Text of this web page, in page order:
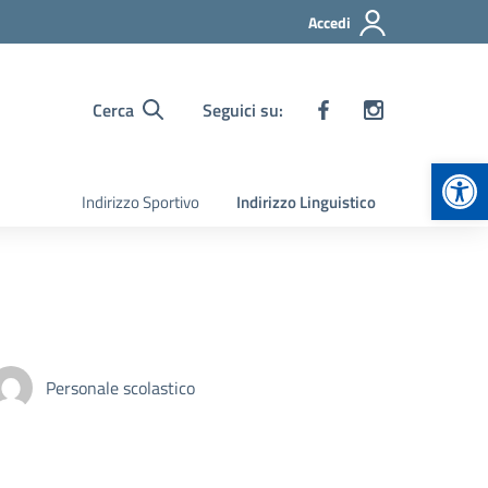
Accedi
Cerca Seguici su:
Indirizzo Sportivo Indirizzo Linguistico
Personale scolastico